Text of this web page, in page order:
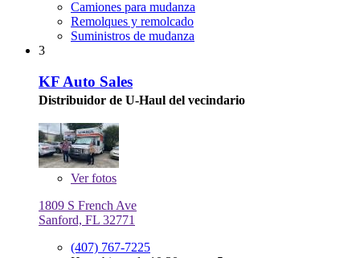
Camiones para mudanza
Remolques y remolcado
Suministros de mudanza
3
KF Auto Sales
Distribuidor de U-Haul del vecindario
Verfotos
1809 S French Ave
Sanford, FL 32771
(407) 767-7225